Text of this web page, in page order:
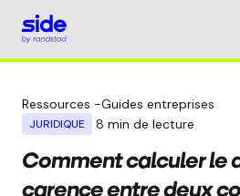
Ressources -Guides entreprises
JURIDIQUE 8 min de lecture
Comment calculer le
carence entre deux